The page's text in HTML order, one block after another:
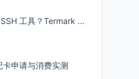
还在用老式 SSH 工具？Termark 新一代跨平台智能SSH客户端了解一下
申请与消费实测